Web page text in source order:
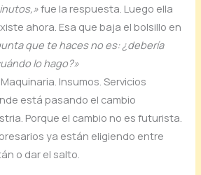
fue la respuesta. Luego ella
ahora. Esa que baja el bolsillo en
que te haces no es: ¿debería
lo hago?»
Insumos. Servicios
está pasando el cambio
Porque el cambio no es futurista.
ya están eligiendo entre
o dar el salto.